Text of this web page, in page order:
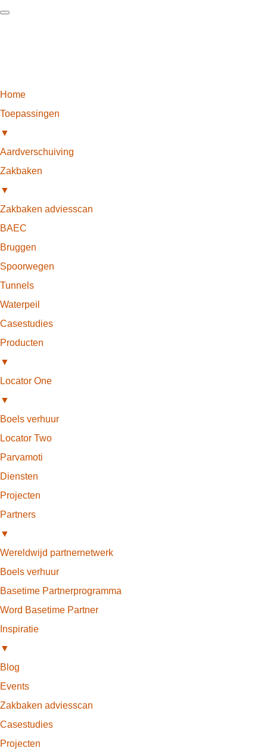
Home
Toepassingen
▼
Aardverschuiving
Zakbaken
▼
Zakbaken adviesscan
BAEC
Bruggen
Spoorwegen
Tunnels
Waterpeil
Casestudies
Producten
▼
Locator One
▼
Boels verhuur
Locator Two
Parvamoti
Diensten
Projecten
Partners
▼
Wereldwijd partnernetwerk
Boels verhuur
Basetime Partnerprogramma
Word Basetime Partner
Inspiratie
▼
Blog
Events
Zakbaken adviesscan
Casestudies
Projecten